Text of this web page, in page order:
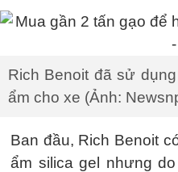
Rich Benoit đã sử
ẩm cho xe (Ảnh:
Ban đầu, Rich Benoit
ẩm silica gel nhưng